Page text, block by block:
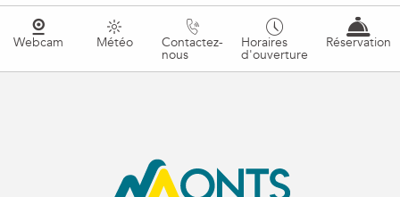
Webcam Météo Contactez-
nous
Horaires
d'ouverture
Réservation